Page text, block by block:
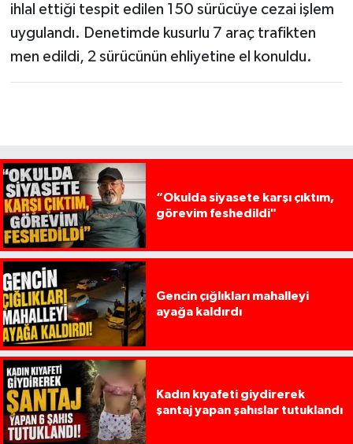
ihlal ettiği tespit edilen 150 sürücüye cezai işlem
uygulandı. Denetimde kusurlu 7 araç trafikten
men edildi, 2 sürücünün ehliyetine el konuldu.
“Okulda siyasete karşı çıktım,
görevim feshedildi"
Gencin çığlıkları mahalleyi
ayağa kaldırdı
Kadın kıyafeti giydirerek
şantaj yapan şahıslar tutuklandı